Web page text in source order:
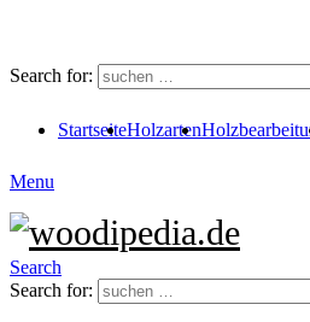
Search for:
StartseiteHolzarten
Menu
Search
Search for: